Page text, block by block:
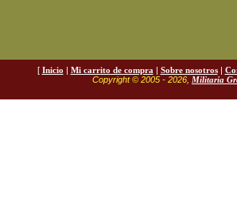
[ Inicio | Mi carrito de compra | Sobre nosotros|
Copyright © 2005 - 2026, Militaria